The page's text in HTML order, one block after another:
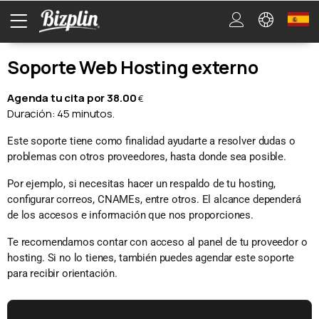
Soporte Web Hosting externo
Agenda tu cita por 38.00€
Duración: 45 minutos.
Este soporte tiene como finalidad ayudarte a resolver dudas o
problemas con otros proveedores, hasta donde sea posible.
Por ejemplo, si necesitas hacer un respaldo de tu hosting,
configurar correos, CNAMEs, entre otros. El alcance dependerá
de los accesos e información que nos proporciones.
Te recomendamos contar con acceso al panel de tu proveedor o
hosting. Si no lo tienes, también puedes agendar este soporte
para recibir orientación.